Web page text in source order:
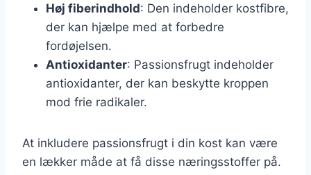
Høj fiberindhold: Den indeholder kostfibre,
der kan hjælpe med at forbedre
fordøjelsen.
Antioxidanter: Passionsfrugt indeholder
antioxidanter, der kan beskytte kroppen
mod frie radikaler.
At inkludere passionsfrugt i din kost kan være
en lækker måde at få disse næringsstoffer på.